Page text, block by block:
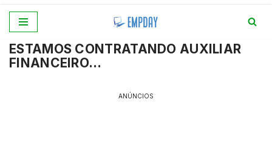
para
o
ESTAMOS CONTRATANDO AUXILIAR
FINANCEIRO…
ANÚNCIOS